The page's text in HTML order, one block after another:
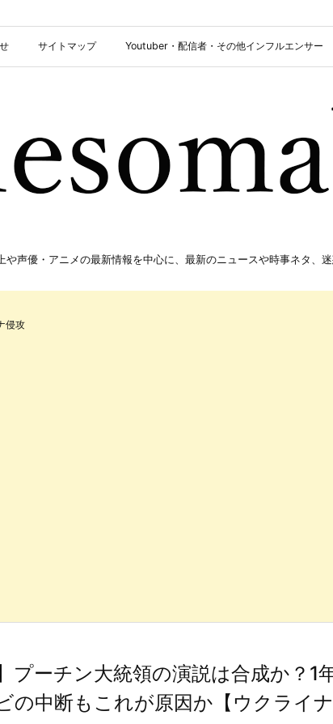
サイトマップ Youtuber・配信者・その他インフルエンサー
声優・アニメの最新情報を中心に、最新のニュースや時事ネタ、
侵攻
プーチン大統領の演説は合成か？1
の中断もこれが原因か【ウクライナ